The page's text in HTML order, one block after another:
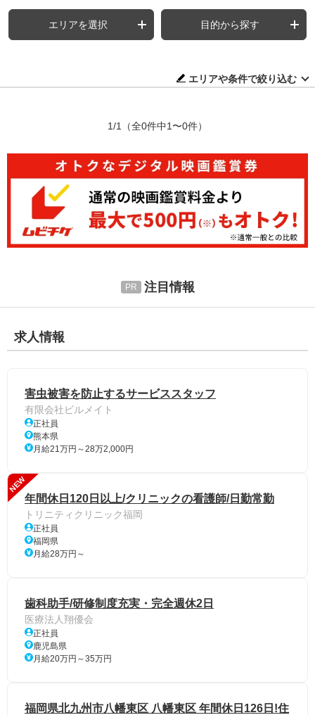
エリアを選択 目的から探す
エリアや条件で絞り込む
1/1 （全0件中1〜0件）
注目情報
求人情報
害虫被害を防止するサービススタッフ
有限会社ビルメイト
正社員
熊本県
月給21万円～28万2,000円
NEW
年間休日120日以上/クリニックの看護師/日勤常勤
トリニティクリニック福岡
正社員
福岡県
月給28万円～
歯科助手/研修制度充実・完全週休2日
医療法人翔優会
正社員
鹿児島県
月給20万円～35万円
福岡県北九州市八幡東区 八幡東区 年間休日126日!住